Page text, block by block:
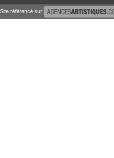
Site référencé sur